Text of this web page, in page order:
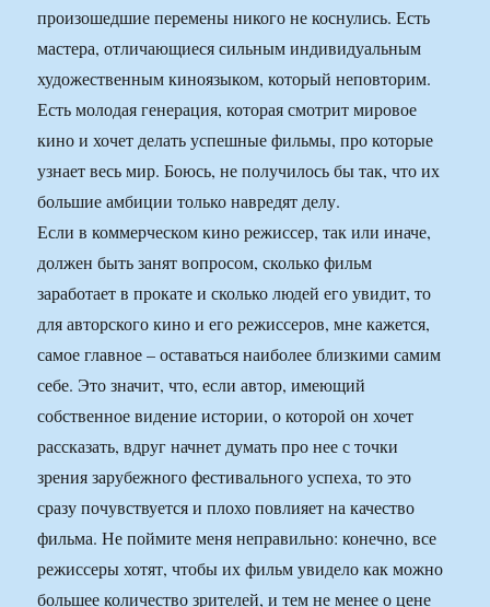
произошедшие перемены никого не коснулись. Есть
мастера, отличающиеся сильным индивидуальным
художественным киноязыком, который неповторим.
Есть молодая генерация, которая смотрит мировое
кино и хочет делать успешные фильмы, про которые
узнает весь мир. Боюсь, не получилось бы так, что их
большие амбиции только навредят делу.
Если в коммерческом кино режиссер, так или иначе,
должен быть занят вопросом, сколько фильм
заработает в прокате и сколько людей его увидит, то
для авторского кино и его режиссеров, мне кажется,
самое главное – оставаться наиболее близкими самим
себе. Это значит, что, если автор, имеющий
собственное видение истории, о которой он хочет
рассказать, вдруг начнет думать про нее с точки
зрения зарубежного фестивального успеха, то это
сразу почувствуется и плохо повлияет на качество
фильма. Не поймите меня неправильно: конечно, все
режиссеры хотят, чтобы их фильм увидело как можно
большее количество зрителей, и тем не менее о цене